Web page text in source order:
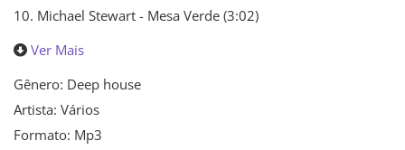
10. Michael Stewart - Mesa Verde (3:02)
Ver Mais
Gênero: Deep house
Artista: Vários
Formato: Mp3